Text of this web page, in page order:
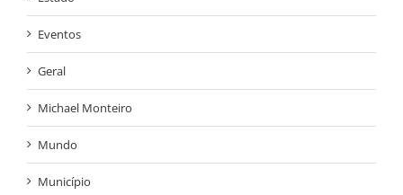
Eventos
Geral
Michael Monteiro
Mundo
Município